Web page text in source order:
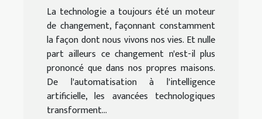
La technologie a toujours été un moteur
de changement, façonnant constamment
la façon dont nous vivons nos vies. Et nulle
part ailleurs ce changement n'est-il plus
prononcé que dans nos propres maisons.
De l'automatisation à l'intelligence
artificielle, les avancées technologiques
transforment...